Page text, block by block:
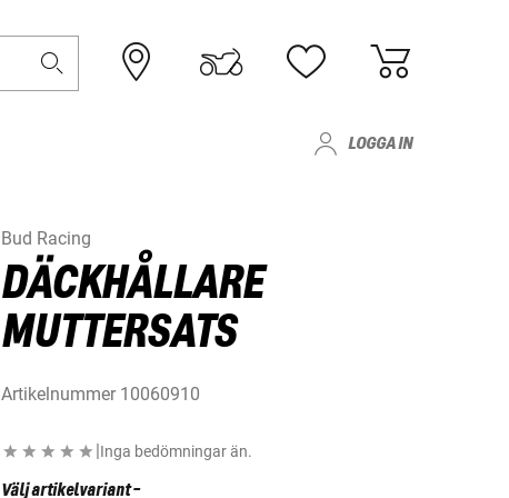
LOGGA IN
Bud Racing
DÄCKHÅLLARE
MUTTERSATS
Artikelnummer 10060910
|Inga bedömningar än.
Välj artikelvariant-